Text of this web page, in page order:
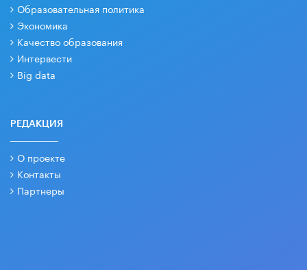
Образовательная политика
Экономика
Качество образования
Интервести
Big data
РЕДАКЦИЯ
О проекте
Контакты
Партнеры